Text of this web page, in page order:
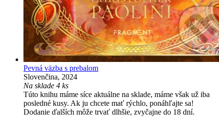
Pevná väzba s prebalom
Slovenčina, 2024
Na sklade 4 ks
Túto knihu máme síce aktuálne na sklade, máme však už iba
posledné kusy. Ak ju chcete mať rýchlo, ponáhľajte sa!
Dodanie ďalších môže trvať dlhšie, zvyčajne do 18 dní.